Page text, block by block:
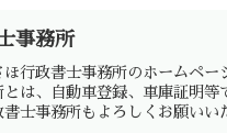
事務所
ほ行政書士事務所のホームペー
は、自動車登録、車庫証明等
士事務所もよろしくお願いい